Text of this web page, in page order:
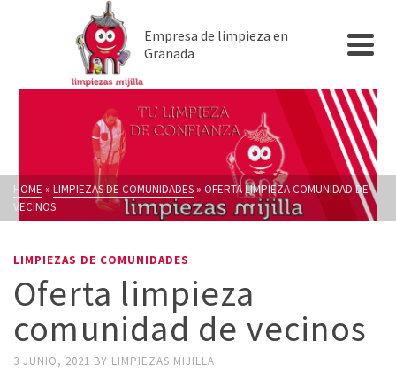
Empresa de limpieza en
Granada
HOME » LIMPIEZAS DE COMUNIDADES » OFERTA LIMPIEZA COMUNIDAD DE
VECINOS
LIMPIEZAS DE COMUNIDADES
Oferta limpieza
comunidad de vecinos
3 JUNIO, 2021 BY LIMPIEZAS MIJILLA